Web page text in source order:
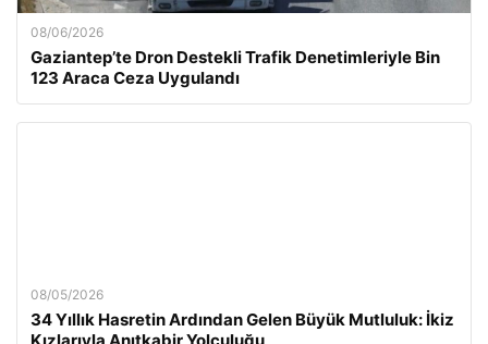
08/06/2026
Gaziantep’te Dron Destekli Trafik Denetimleriyle Bin
123 Araca Ceza Uygulandı
08/05/2026
34 Yıllık Hasretin Ardından Gelen Büyük Mutluluk: İkiz